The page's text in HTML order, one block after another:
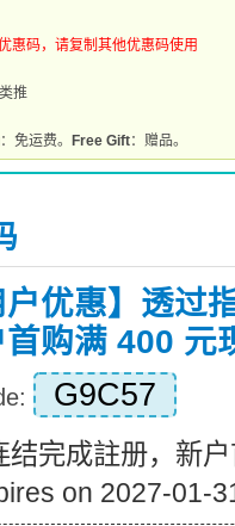
惠码，请复制其他优惠码使用
推
：免运费。 Free Gift：赠品。
户优惠】透过
购满 400 元
G9C57
结完成註册，新
on 2027-01-